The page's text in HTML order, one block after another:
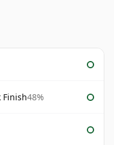
Finish48%